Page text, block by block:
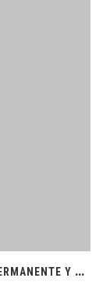
L
A CAMPAÑA CONTRA EL DENGUE SERÁ PERMANENTE Y ORDENADA